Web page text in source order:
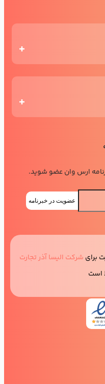
ارس وان عضو شوید.
عضویت در خبرنامه
برای شرکت الیسا آذر تجارت
است